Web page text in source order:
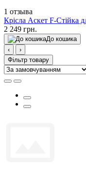
1 отзыва
Крісла Аскет F-Стійка
2 249 грн.
До кошика
‹
›
Фільтр товару